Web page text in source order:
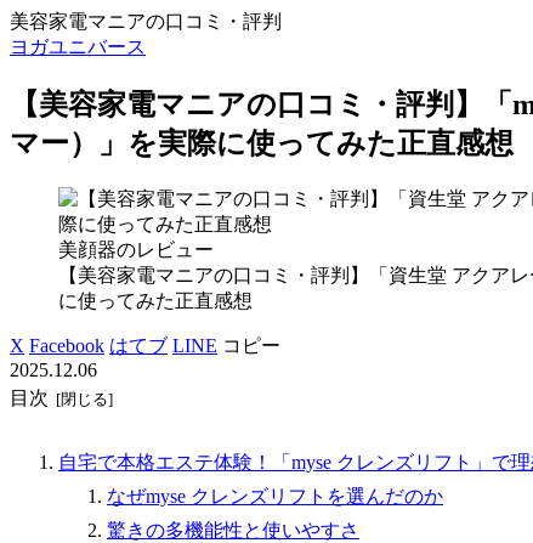
美容家電マニアの口コミ・評判
ヨガユニバース
【美容家電マニアの口コミ・評判】
マー）」を実際に使ってみた正直感想
美顔器のレビュー
【美容家電マニアの口コミ・評判】「資生堂 アクア
に使ってみた正直感想
X Facebook はてブ LINE コピー
2025.12.06
目次
自宅で本格エステ体験！「myse クレンズリフト」で
なぜmyse クレンズリフトを選んだのか
驚きの多機能性と使いやすさ